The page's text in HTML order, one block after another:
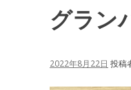
グラン
2022年8月22日 投稿